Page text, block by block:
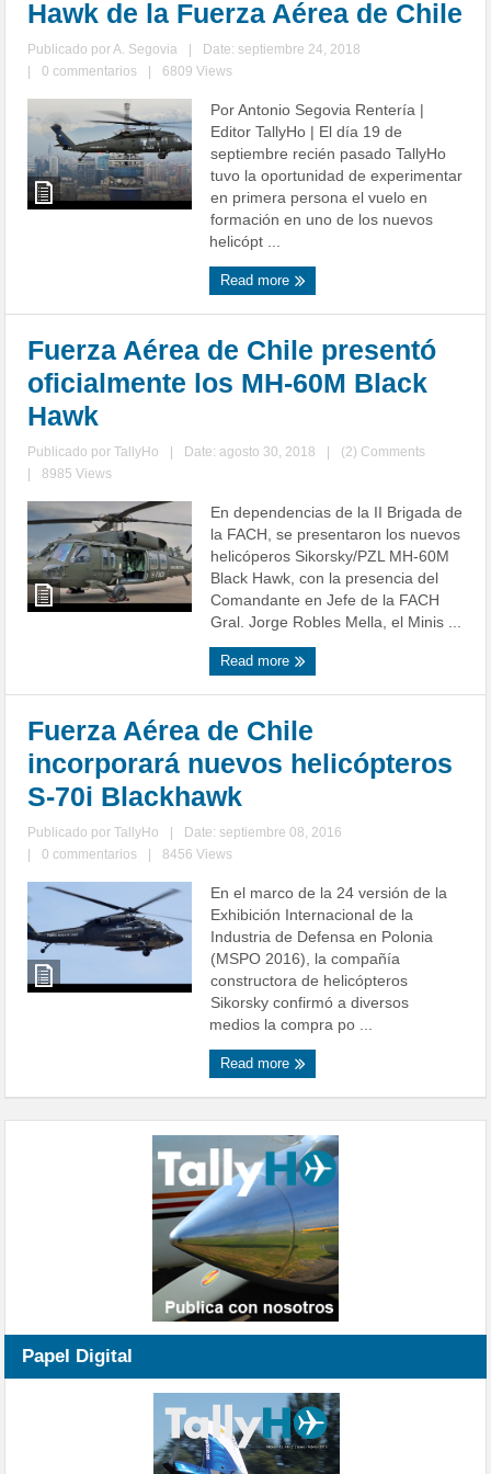
Hawk de la Fuerza Aérea de Chile
Publicado porA. Segovia
Date: septiembre 24, 2018
0 commentarios 6809 Views
Por Antonio Segovia Rentería |
Editor TallyHo | El día 19 de
septiembre recién pasado TallyHo
tuvo la oportunidad de experimentar
en primera persona el vuelo en
formación en uno de los nuevos
helicópt ...
Read more
Fuerza Aérea de Chile presentó
oficialmente los MH-60M Black
Hawk
Publicado porTallyHo Date: agosto 30, 2018
(2) Comments
8985 Views
En dependencias de la II Brigada de
la FACH, se presentaron los nuevos
helicóperos Sikorsky/PZL MH-60M
Black Hawk, con la presencia del
Comandante en Jefe de la FACH
Gral. Jorge Robles Mella, el Minis ...
Read more
Fuerza Aérea de Chile
incorporará nuevos helicópteros
S-70i Blackhawk
Publicado porTallyHo
Date: septiembre 08, 2016
0 commentarios 8456 Views
En el marco de la 24 versión de la
Exhibición Internacional de la
Industria de Defensa en Polonia
(MSPO 2016), la compañía
constructora de helicópteros
Sikorsky confirmó a diversos
medios la compra po ...
Read more
Papel Digital